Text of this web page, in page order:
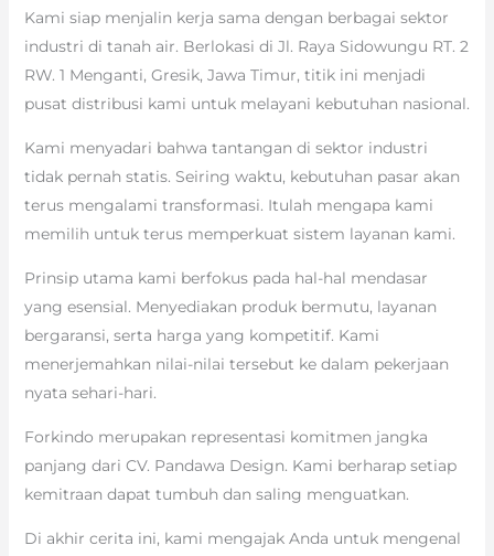
Kami siap menjalin kerja sama dengan berbagai sektor
industri di tanah air. Berlokasi di Jl. Raya Sidowungu RT. 2
RW. 1 Menganti, Gresik, Jawa Timur, titik ini menjadi
pusat distribusi kami untuk melayani kebutuhan nasional.
Kami menyadari bahwa tantangan di sektor industri
tidak pernah statis. Seiring waktu, kebutuhan pasar akan
terus mengalami transformasi. Itulah mengapa kami
memilih untuk terus memperkuat sistem layanan kami.
Prinsip utama kami berfokus pada hal-hal mendasar
yang esensial. Menyediakan produk bermutu, layanan
bergaransi, serta harga yang kompetitif. Kami
menerjemahkan nilai-nilai tersebut ke dalam pekerjaan
nyata sehari-hari.
Forkindo merupakan representasi komitmen jangka
panjang dari CV. Pandawa Design. Kami berharap setiap
kemitraan dapat tumbuh dan saling menguatkan.
Di akhir cerita ini, kami mengajak Anda untuk mengenal